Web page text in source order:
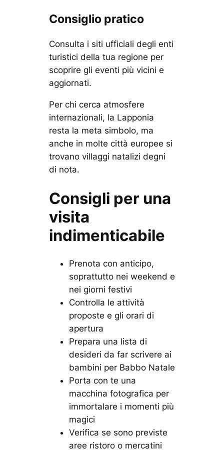
Consiglio pratico
Consulta i siti ufficiali degli enti
turistici della tua regione per
scoprire gli eventi più vicini e
aggiornati.
Per chi cerca atmosfere
internazionali, la Lapponia
resta la meta simbolo, ma
anche in molte città europee si
trovano villaggi natalizi degni
di nota.
Consigli per una
visita
indimenticabile
Prenota con anticipo,
soprattutto nei weekend e
nei giorni festivi
Controlla le attività
proposte e gli orari di
apertura
Prepara una lista di
desideri da far scrivere ai
bambini per Babbo Natale
Porta con te una
macchina fotografica per
immortalare i momenti più
magici
Verifica se sono previste
aree ristoro o mercatini